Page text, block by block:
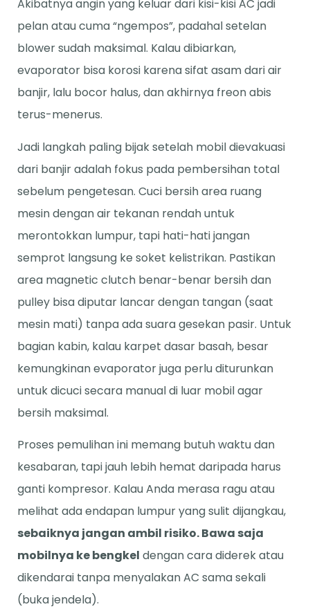
Akibatnya angin yang keluar dari kisi-kisi AC jadi
pelan atau cuma “ngempos”, padahal setelan
blower sudah maksimal. Kalau dibiarkan,
evaporator bisa korosi karena sifat asam dari air
banjir, lalu bocor halus, dan akhirnya freon abis
terus-menerus.
Jadi langkah paling bijak setelah mobil dievakuasi
dari banjir adalah fokus pada pembersihan total
sebelum pengetesan. Cuci bersih area ruang
mesin dengan air tekanan rendah untuk
merontokkan lumpur, tapi hati-hati jangan
semprot langsung ke soket kelistrikan. Pastikan
area magnetic clutch benar-benar bersih dan
pulley bisa diputar lancar dengan tangan (saat
mesin mati) tanpa ada suara gesekan pasir. Untuk
bagian kabin, kalau karpet dasar basah, besar
kemungkinan evaporator juga perlu diturunkan
untuk dicuci secara manual di luar mobil agar
bersih maksimal.
Proses pemulihan ini memang butuh waktu dan
kesabaran, tapi jauh lebih hemat daripada harus
ganti kompresor. Kalau Anda merasa ragu atau
melihat ada endapan lumpur yang sulit dijangkau,
sebaiknya jangan ambil risiko. Bawa saja
mobilnya ke bengkel dengan cara diderek atau
dikendarai tanpa menyalakan AC sama sekali
(buka jendela).